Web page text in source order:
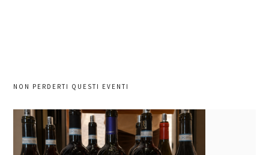
NON PERDERTI QUESTI EVENTI